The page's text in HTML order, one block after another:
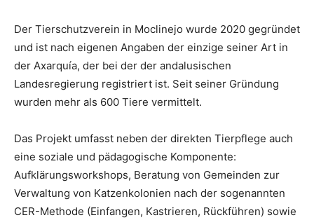
Der Tierschutzverein in Moclinejo wurde 2020 gegründet
und ist nach eigenen Angaben der einzige seiner Art in
der Axarquía, der bei der der andalusischen
Landesregierung registriert ist. Seit seiner Gründung
wurden mehr als 600 Tiere vermittelt.
Das Projekt umfasst neben der direkten Tierpflege auch
eine soziale und pädagogische Komponente:
Aufklärungsworkshops, Beratung von Gemeinden zur
Verwaltung von Katzenkolonien nach der sogenannten
CER-Methode (Einfangen, Kastrieren, Rückführen) sowie